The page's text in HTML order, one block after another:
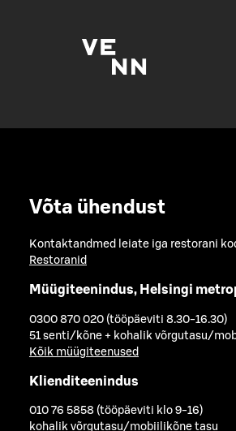
Võta ühendust
Kontaktandmed leiate iga restorani
Restoranid
Müügiteenindus, Helsingi
0300 870 020 (tööpäeviti 8.30-16.30)
51 senti/kõne + kohalik võrgutasu/
Kõik müügiteenused
Klienditeenindus
010 76 5858 (tööpäeviti klo 9-16)
kohalik võrgutasu/mobiilikõne tasu